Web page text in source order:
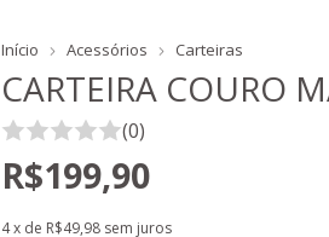
Início Acessórios Carteiras
CARTEIRA COURO
(0)
R$199,90
4x de R$49,98 sem juros